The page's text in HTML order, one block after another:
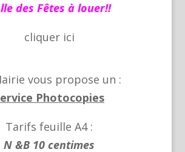
des Fêtes à louer!!
cliquer ici
vous propose un :
Photocopies
Tarifs feuille A4 :
N &B 10 centimes